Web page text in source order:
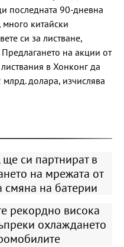
последната 90-дневна
много китайски
си за листване,
на акции от
в Хонконг да
долара, изчислява
ще си партнират в
на мрежата от
смяна на батерии
рекордно висока
охлаждането